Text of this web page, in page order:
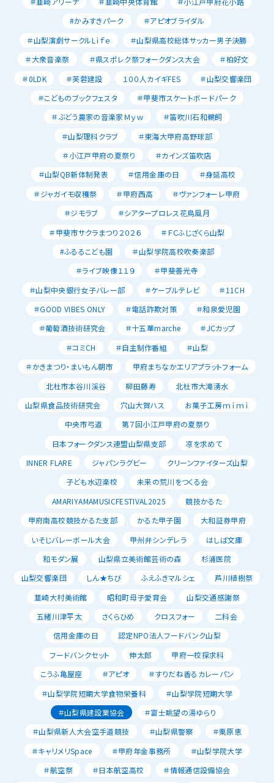
#かみすきパーク
＃アピオブライダル
＃山梨演劇サークルLｉｆｅ
＃山梨県高校総体サッカー男子決勝
＃大衆音楽祭
＃県スポレク祭フォークダンス大会
＃柏好文
＃0LDK
＃芙蓉建設 １００人カイギFES
＃山梨交響楽団
＃こどものブックフェスタ
＃甲斐市スケートボードパーク
＃ぶどう農家の音楽家Ｍｙｗ
＃笛吹川石和鵜飼
＃山梨理科クラブ
＃東海大甲府高野球部
＃小江戸甲府の夏祭り
＃カインズ笛吹店
＃山梨QB新体制発表
＃信用金庫の日
＃身延高校
＃ジャガイモ収穫祭
＃甲府西高
＃ヴァンフォーレ甲府
＃ジモラブ
＃シアタープロレス花鳥風月
＃甲斐市サクラまつり２０２６
＃ＦＣふじざくら山梨
#ふるるこども園
＃山梨学院高校吹奏楽部
＃ライブ映像１１９
＃甲斐善光寺
＃山梨中央銀行女子バレー部
＃ケーブルテレビ
＃11CH
＃GOOD VIBES ONLY
＃電話詐欺対策
＃和泉愛児園
＃葡萄酒技術研究会
＃十五華marche
＃JCカップ
＃コミCH
＃自主制作番組
＃山梨
＃かきまつり・まいもん朝市
甲府まちなかエリアプラットフォーム
北杜市本谷川渓谷
柳田藤寿
北杜市大滝湧水
山梨県食品技術研究会
穴山大賀ハス
お菓子工房ｍｉｍｉ
中央市弓道
第７回小江戸甲府の夏祭り
日本フォークダンス連盟山梨県支部
凉を求めて
INNER FLARE
ジャパンラグビー
クリーンファイターズ山梨
子ども水辺楽校
未来の荒川をつくる会
AMARIYAMAMUSICFESTIVAL2025
競技かるた
甲府南高校競技かるた支部
かるた甲子園
大和証券甲府
いそじバレーボール大会
甲州弁シンデレラ
はしば文庫
和モダン展
山梨県立美術館芸術の森
杉浦医院
山梨交響楽団
しん★ちび ふえふきマルシェ
芦川植樹祭
韮崎大村美術館
昭和町母子愛育会
山梨交通感謝祭
五緒川津平太
さくらひめ クロスフォー
二科会
信用金庫の日
認定NPO法人フードバンク山梨
フードバンクセット
伸太郎
甲府一校探求科
こうふ亀屋座
＃アピオ
＃すりだね香るカレーパン
＃山梨学院短期大学食物栄養科
＃山梨学院短期大学
＃山梨県建設業協会
＃富士眺望の湯ゆらり
＃山梨県新人大会空手道競技
＃山梨県警察
＃栗原恵
＃キャリメリSpace
＃甲府年金事務所
＃山梨学院大学
＃航空祭
＃日本航空高校
＃情報通信設備協会